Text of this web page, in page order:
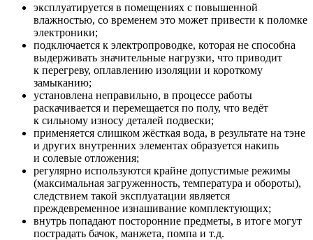
эксплуатируется в помещениях с повышенной
влажностью, со временем это может привести к поломке
электроники;
подключается к электропроводке, которая не способна
выдерживать значительные нагрузки, что приводит
к перегреву, оплавлению изоляции и короткому
замыканию;
установлена неправильно, в процессе работы
раскачивается и перемещается по полу, что ведёт
к сильному износу деталей подвески;
применяется слишком жёсткая вода, в результате на тэне
и других внутренних элементах образуется накипь
и солевые отложения;
регулярно используются крайне допустимые режимы
(максимальная загруженность, температура и обороты),
следствием такой эксплуатации является
преждевременное изнашивание комплектующих;
внутрь попадают посторонние предметы, в итоге могут
пострадать бачок, манжета, помпа и т.д.